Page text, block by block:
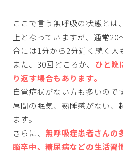
ここで言う無呼吸の状態とは
上となっていますが、通常
合には1分から2分近く続く人
また、30回どころか、 ひと晩
り返す場合もあります。
自覚症状がない方も多いので
昼間の眠気、熟睡感がない、
ます。
さらに、 無呼吸症患者さんの
脳卒中、糖尿病などの生活習